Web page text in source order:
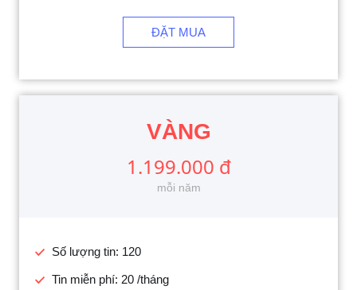
ĐẶT MUA
VÀNG
1.199.000 đ
mỗi năm
Số lượng tin: 120
Tin miễn phí: 20 /tháng